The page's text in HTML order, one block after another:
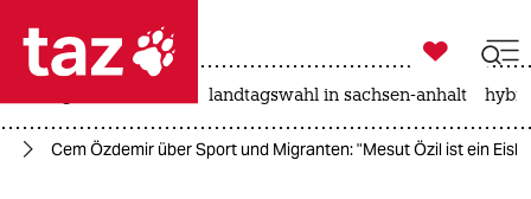
 taz zahl ich
taz zahl ich

taz zahl ich
landtagswahl in sachsen-anhalt
Cem Özdemir über Sport und Migranten: "Mesut Özil ist ein